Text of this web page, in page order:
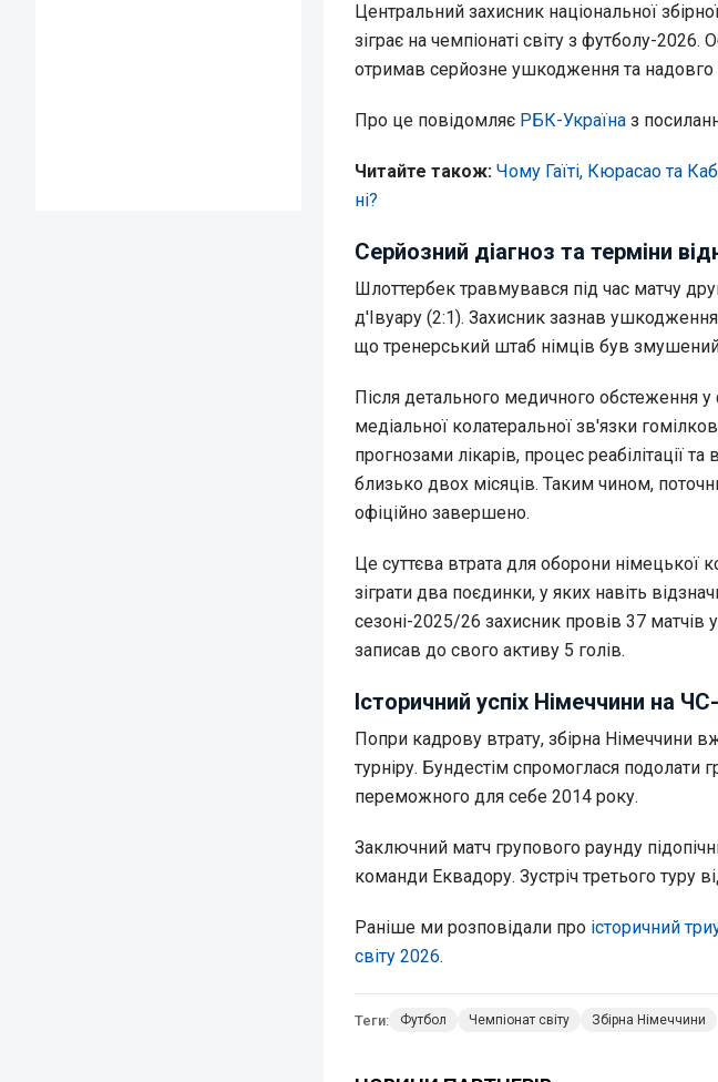
Центральний захисник національної
зіграє на чемпіонаті світу з футболу-
отримав серйозне ушкодження та надовго
Про це повідомляє РБК-Україна з
Читайте також: Чому Гаїті, Кюрасао та
ні?
Серйозний діагноз та терміни
Шлоттербек травмувався під час матчу
д'Івуару (2:1). Захисник зазнав
що тренерський штаб німців був змушений
Після детального медичного обстеження у
медіальної колатеральної зв'язки
прогнозами лікарів, процес реабілітації
близько двох місяців. Таким чином,
офіційно завершено.
Це суттєва втрата для оборони
зіграти два поєдинки, у яких навіть
сезоні-2025/26 захисник провів 37 матчів
записав до свого активу 5 голів.
Історичний успіх Німеччини на
Попри кадрову втрату, збірна Німеччини
турніру. Бундестім спромоглася подолати
переможного для себе 2014 року.
Заключний матч групового раунду
команди Еквадору. Зустріч третього туру
Раніше ми розповідали про історичний
світу 2026.
Теги: Футбол Чемпіонат світу Збірна Німеччини